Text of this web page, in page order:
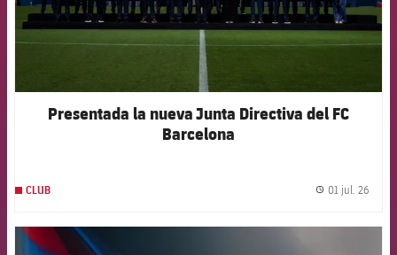
Presentada la nueva Junta Directiva del FC
Barcelona
CLUB 01 jul. 26